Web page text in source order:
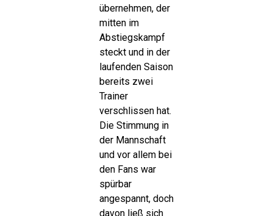
übernehmen, der
mitten im
Abstiegskampf
steckt und in der
laufenden Saison
bereits zwei
Trainer
verschlissen hat.
Die Stimmung in
der Mannschaft
und vor allem bei
den Fans war
spürbar
angespannt, doch
davon ließ sich